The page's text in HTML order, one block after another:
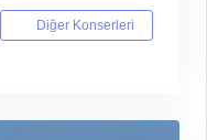
Diğer Konserleri